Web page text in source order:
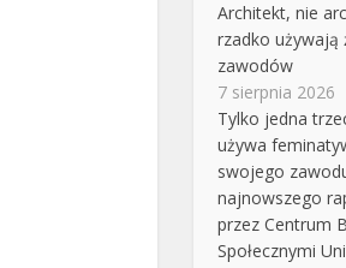
Architekt, nie
rzadko używają
zawodów
7 sierpnia 2026
Tylko jedna
używa
swojego
najnowszego
przez Centrum
Społecznymi